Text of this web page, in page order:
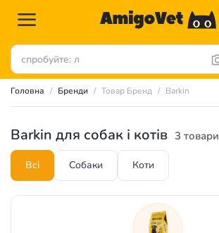
Головна Бренди Товар Бренд Barkin
Barkin для собак і котів 3 товари
Всі Собаки Коти